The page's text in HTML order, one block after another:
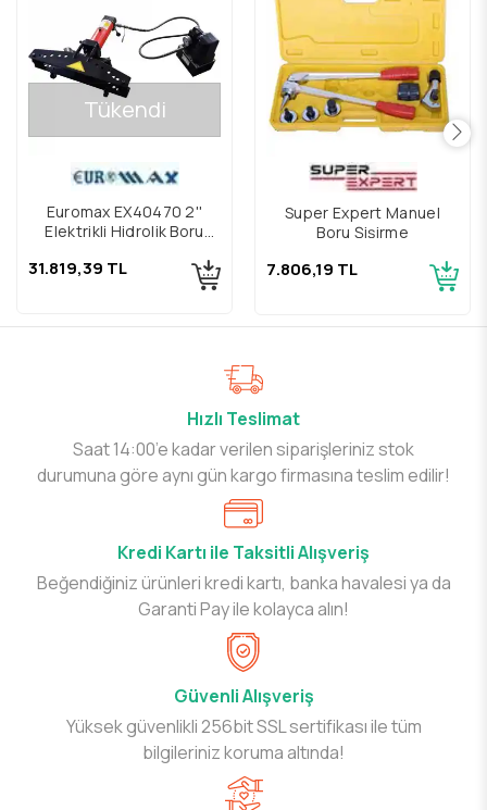
Tükendi
Euromax EX40470 2''
Elektrikli Hidrolik Boru
31.819,39 TL
Super Expert Manuel
Boru Şişirme
7.806,19 TL
Hızlı Teslimat
Saat 14:00’e kadar verilen siparişleriniz stok
durumuna göre aynı gün kargo firmasına teslim edilir!
Kredi Kartı ile Taksitli Alışveriş
Beğendiğiniz ürünleri kredi kartı, banka havalesi ya da
Garanti Pay ile kolayca alın!
Güvenli Alışveriş
Yüksek güvenlikli 256bit SSL sertifikası ile tüm
bilgileriniz koruma altında!